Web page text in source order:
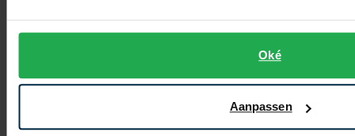
Oké
Aanpassen
€ 145,00
€ 116,00 -
20%